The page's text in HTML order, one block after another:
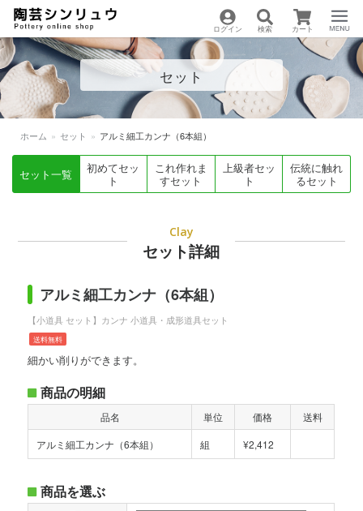
陶芸用品の通販サイト
| 陶芸シンリュウ
ログイン 検索 カート
Menu
セット
ホーム » セット » アルミ細工カンナ（6本組）
セット一覧
初めてセッ
ト
これ作れま
すセット
上級者セッ
ト
伝統に触れ
るセット
Clay
セット詳細
アルミ細工カンナ（6本組）
【小道具 セット】カンナ 小道具・成形道具セット
送料無料
細かい削りができます。
商品の明細
品名 単位 価格
送料
アルミ細工カンナ（6本組）
組 ¥2,412
商品を選ぶ